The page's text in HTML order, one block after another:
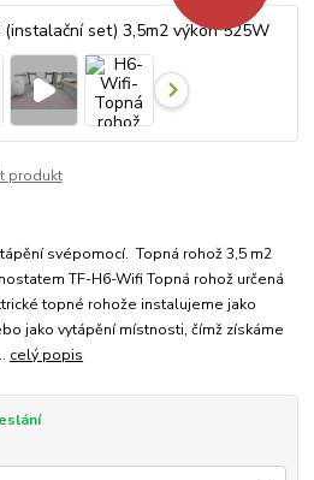
produkt
svépomocí. Topná rohož 3,5 m2
TF-H6-Wifi Topná rohož určená
topné rohože instalujeme jako
jako vytápění místnosti, čímž získáme
celý popis